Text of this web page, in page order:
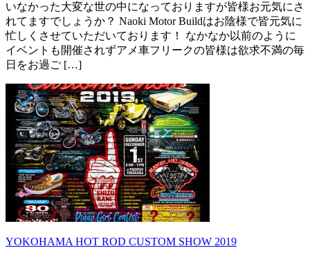
いなかった大変な世の中になっておりますが皆様お元気にさ
れてますでしょうか？ Naoki Motor Buildはお陰様で皆元気に
忙しくさせていただいております！ なかなか以前のように
イベントも開催されずアメ車フリークの皆様は欲求不満の毎
日をお過ご […]
YOKOHAMA HOT ROD CUSTOM SHOW 2019